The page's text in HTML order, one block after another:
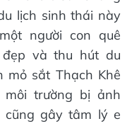
lịch sinh thái này
người con quê
và thu hút du
mỏ sắt Thạch Khê
trường bị ảnh
cũng gây tâm lý e